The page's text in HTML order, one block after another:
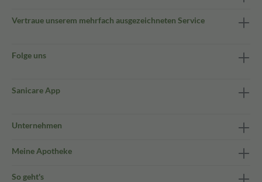
Vertraue unserem mehrfach ausgezeichneten Service
Folge uns
Sanicare App
Unternehmen
Meine Apotheke
So geht's